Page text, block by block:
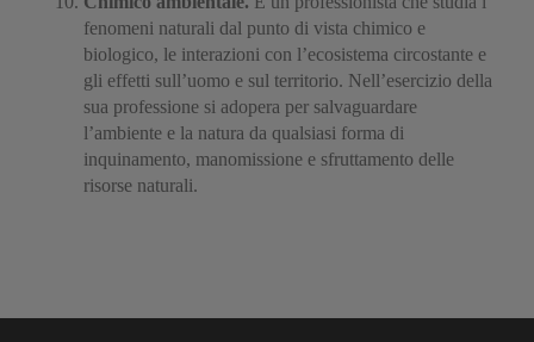
fenomeni naturali dal punto di vista chimico e
biologico, le interazioni con l’ecosistema circostante e
gli effetti sull’uomo e sul territorio. Nell’esercizio della
sua professione si adopera per salvaguardare
l’ambiente e la natura da qualsiasi forma di
inquinamento, manomissione e sfruttamento delle
risorse naturali.